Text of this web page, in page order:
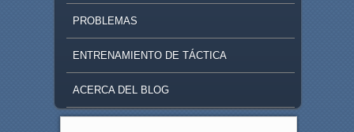
PROBLEMAS
ENTRENAMIENTO DE TÁCTICA
ACERCA DEL BLOG